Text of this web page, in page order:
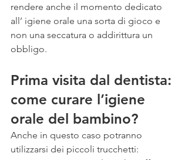
rendere anche il momento dedicato
all’ igiene orale una sorta di gioco e
non una seccatura o addirittura un
obbligo.
Prima visita dal dentista:
come curare l’igiene
orale del bambino?
Anche in questo caso potranno
utilizzarsi dei piccoli trucchetti: